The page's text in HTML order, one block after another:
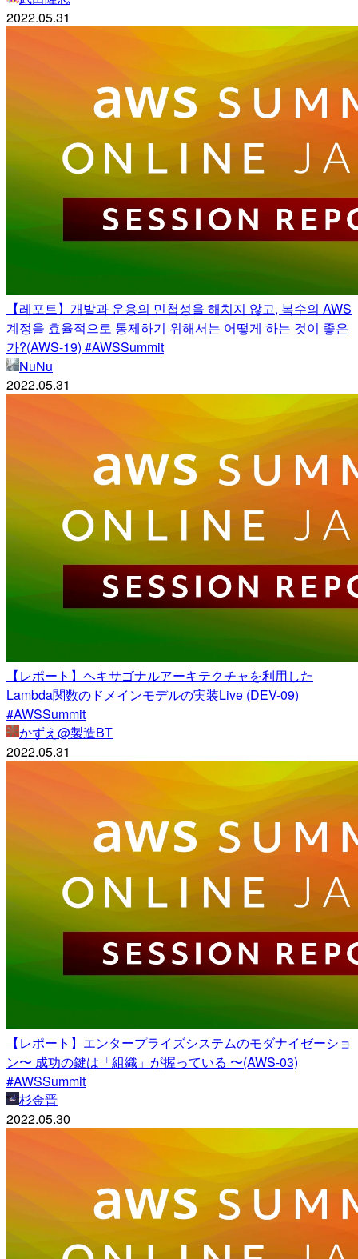
2022.05.31
【레포트】개발과 운용의 민첩성을 해치지 않고, 복수의 AWS
계정을 효율적으로 통제하기 위해서는 어떻게 하는 것이 좋은
가?(AWS-19) #AWSSummit
NuNu
2022.05.31
【レポート】ヘキサゴナルアーキテクチャを利用した
Lambda関数のドメインモデルの実装Live (DEV-09)
#AWSSummit
かずえ@製造BT
2022.05.31
【レポート】エンタープライズシステムのモダナイゼーショ
ン〜 成功の鍵は「組織」が握っている 〜(AWS-03)
#AWSSummit
杉金晋
2022.05.30